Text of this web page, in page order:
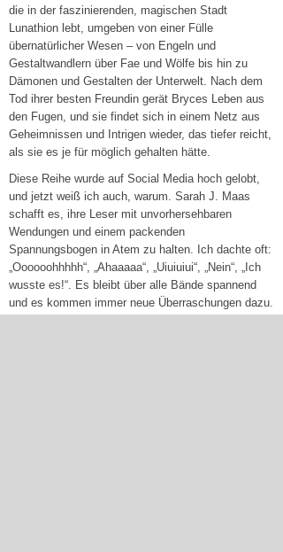
die in der faszinierenden, magischen Stadt
Lunathion lebt, umgeben von einer Fülle
übernatürlicher Wesen – von Engeln und
Gestaltwandlern über Fae und Wölfe bis hin zu
Dämonen und Gestalten der Unterwelt. Nach dem
Tod ihrer besten Freundin gerät Bryces Leben aus
den Fugen, und sie findet sich in einem Netz aus
Geheimnissen und Intrigen wieder, das tiefer reicht,
als sie es je für möglich gehalten hätte.
Diese Reihe wurde auf Social Media hoch gelobt,
und jetzt weiß ich auch, warum. Sarah J. Maas
schafft es, ihre Leser mit unvorhersehbaren
Wendungen und einem packenden
Spannungsbogen in Atem zu halten. Ich dachte oft:
„Oooooohhhhh“, „Ahaaaaa“, „Uiuiuiui“, „Nein“, „Ich
wusste es!“. Es bleibt über alle Bände spannend
und es kommen immer neue Überraschungen dazu.